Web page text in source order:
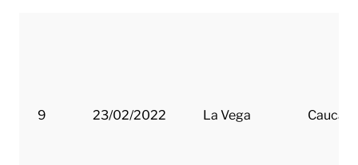
9 23/02/2022 La Vega Cauca